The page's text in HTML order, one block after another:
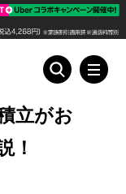
立がお
！